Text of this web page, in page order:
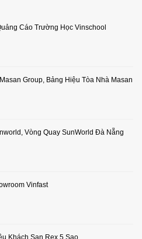
Cáo Trường Học Vinschool
Group, Bảng Hiệu Tòa Nhà Masan
Vòng Quay SunWorld Đà Nẵng
Vinfast
Khách Sạn Rex 5 Sao